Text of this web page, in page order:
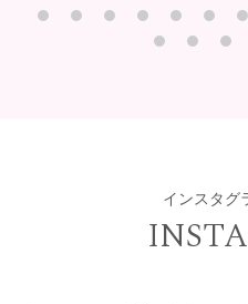
インスタグ